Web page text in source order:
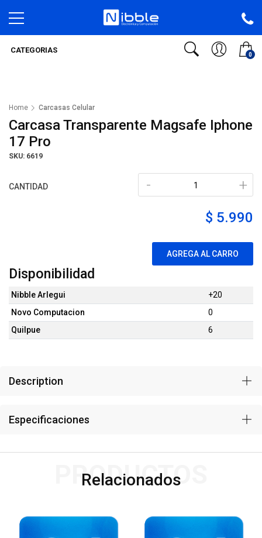
0
CATEGORIAS
Home Carcasas Celular
Carcasa Transparente Magsafe Iphone
17 Pro
SKU: 6619
CANTIDAD +
-
$ 5.990
AGREGA AL CARRO
Disponibilidad
Nibble Arlegui
+20
Novo Computacion
0
Quilpue
6
Description
Especificaciones
Relacionados
PRODUCTOS